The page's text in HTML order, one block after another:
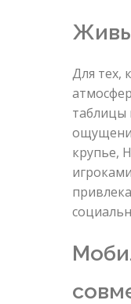
Для тех,
таблицы
крупье,